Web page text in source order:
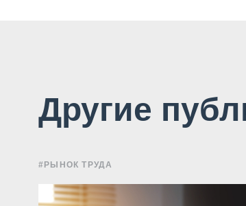
Другие
#РЫНОК ТРУДА